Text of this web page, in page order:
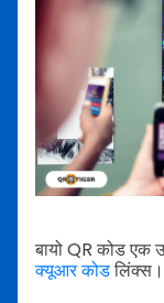
बायो QR कोड एक
क्यूआर कोडलिंक्स।